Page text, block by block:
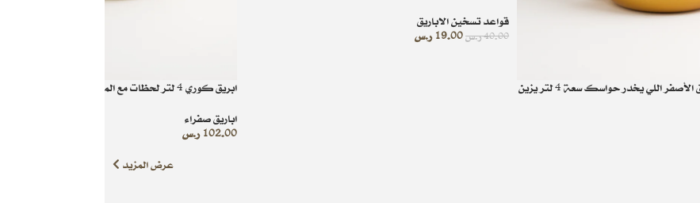
شاي مخدر مع الابريق الأصفر اللي يخدر حواسك سعة 4 لتر يزين
قواعد تسخين الاباريق
40.00ر.س19.00 ر.س
ابريق كوري 4 لتر لحظات مع الماضي الجميل
اباريق صفراء
102.00 ر.س
عرض المزيد